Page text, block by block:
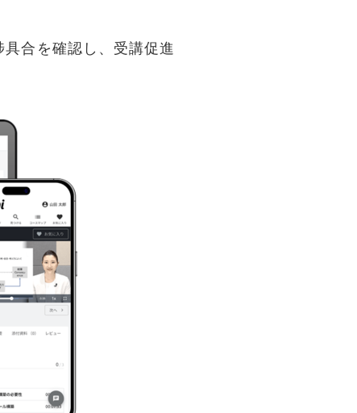
合を確認し、受講促進